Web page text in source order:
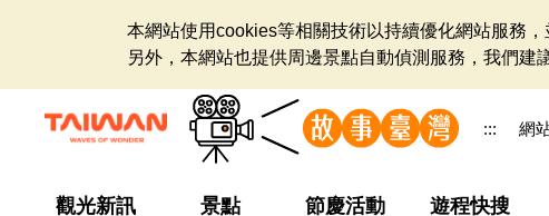
本網站使用cookies等相關技術以持續優化網站服務
另外，本網站也提供周邊景點自動偵測服務，我們
::: 網
觀光新訊 景點 節慶活動 遊程快搜